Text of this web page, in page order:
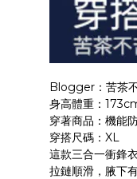
Blogger：苦茶
身高體重：
穿著商品：機能
穿搭尺碼：XL
這款三合一衝鋒
拉鏈順滑，腋下